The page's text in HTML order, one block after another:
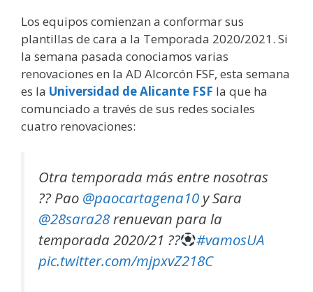
Los equipos comienzan a conformar sus
plantillas de cara a la Temporada 2020/2021. Si
la semana pasada conociamos varias
renovaciones en la AD Alcorcón FSF, esta semana
es la Universidad de Alicante FSF la que ha
comunciado a través de sus redes sociales
cuatro renovaciones:
Otra temporada más entre nosotras
?? Pao @paocartagena10 y Sara
@28sara28renuevan para la
temporada 2020/21 ??
#vamosUA
pic.twitter.com/mjpxvZ218C